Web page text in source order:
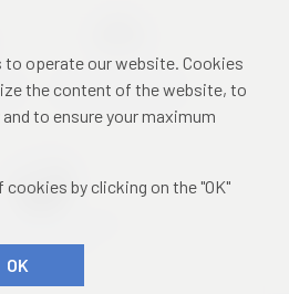
konferenční centrum
to operate our website. Cookies
the content of the website, to
to ensure your maximum
by clicking on the "OK"
OK